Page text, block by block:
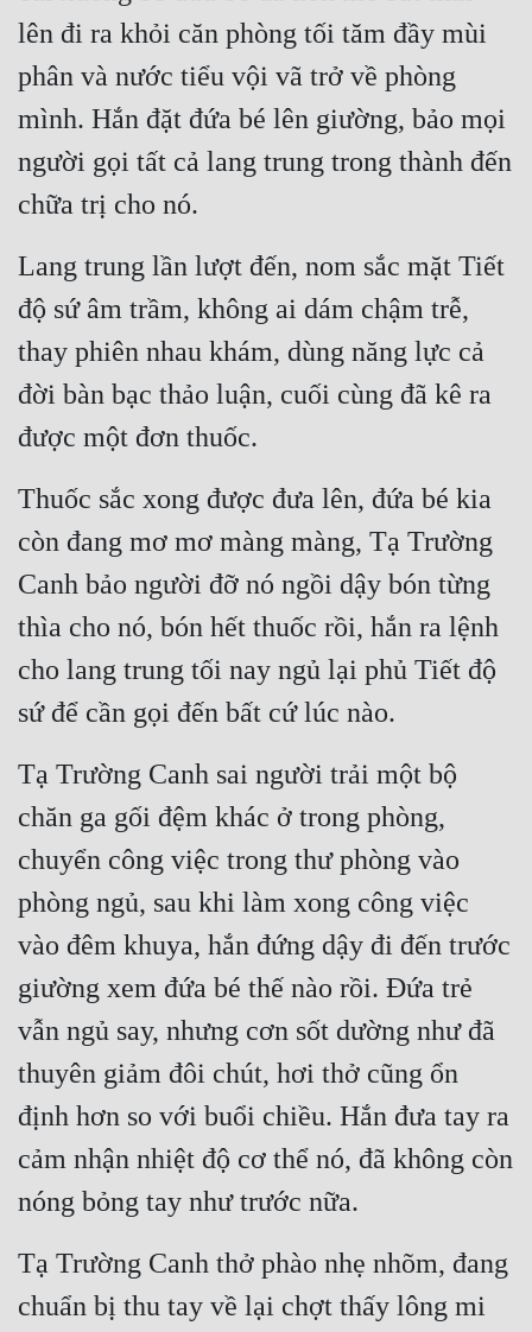
lên đi ra khỏi căn phòng tối tăm đầy mùi
phân và nước tiểu vội vã trở về phòng
mình. Hắn đặt đứa bé lên giường, bảo mọi
người gọi tất cả lang trung trong thành đến
chữa trị cho nó.
Lang trung lần lượt đến, nom sắc mặt Tiết
độ sứ âm trầm, không ai dám chậm trễ,
thay phiên nhau khám, dùng năng lực cả
đời bàn bạc thảo luận, cuối cùng đã kê ra
được một đơn thuốc.
Thuốc sắc xong được đưa lên, đứa bé kia
còn đang mơ mơ màng màng, Tạ Trường
Canh bảo người đỡ nó ngồi dậy bón từng
thìa cho nó, bón hết thuốc rồi, hắn ra lệnh
cho lang trung tối nay ngủ lại phủ Tiết độ
sứ để cần gọi đến bất cứ lúc nào.
Tạ Trường Canh sai người trải một bộ
chăn ga gối đệm khác ở trong phòng,
chuyển công việc trong thư phòng vào
phòng ngủ, sau khi làm xong công việc
vào đêm khuya, hắn đứng dậy đi đến trước
giường xem đứa bé thế nào rồi. Đứa trẻ
vẫn ngủ say, nhưng cơn sốt dường như đã
thuyên giảm đôi chút, hơi thở cũng ổn
định hơn so với buổi chiều. Hắn đưa tay ra
cảm nhận nhiệt độ cơ thể nó, đã không còn
nóng bỏng tay như trước nữa.
Tạ Trường Canh thở phào nhẹ nhõm, đang
chuẩn bị thu tay về lại chợt thấy lông mi